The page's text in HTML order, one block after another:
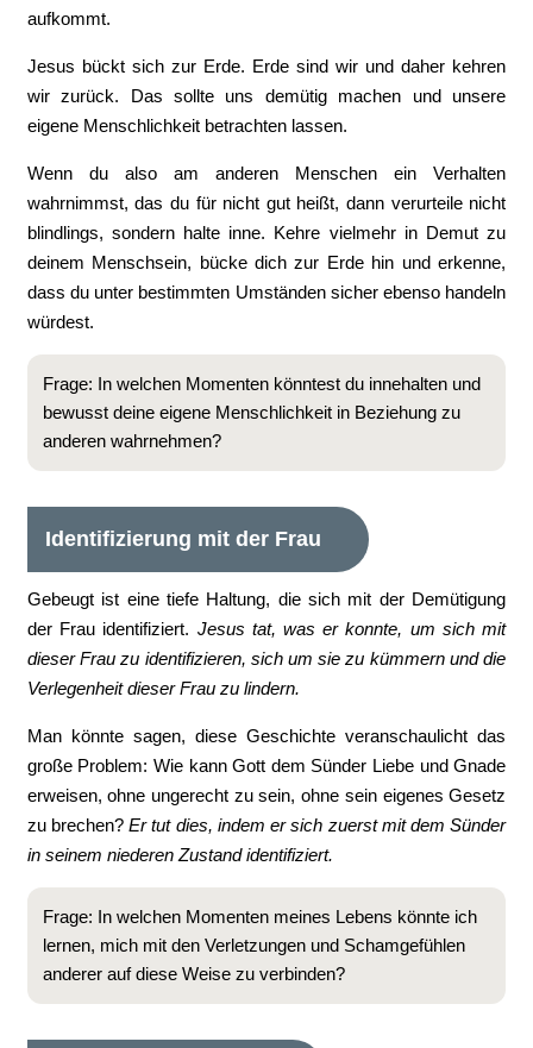
aufkommt.
Jesus bückt sich zur Erde. Erde sind wir und daher kehren
wir zurück. Das sollte uns demütig machen und unsere
eigene Menschlichkeit betrachten lassen.
Wenn du also am anderen Menschen ein Verhalten
wahrnimmst, das du für nicht gut heißt, dann verurteile nicht
blindlings, sondern halte inne. Kehre vielmehr in Demut zu
deinem Menschsein, bücke dich zur Erde hin und erkenne,
dass du unter bestimmten Umständen sicher ebenso handeln
würdest.
Frage: In welchen Momenten könntest du innehalten und
bewusst deine eigene Menschlichkeit in Beziehung zu
anderen wahrnehmen?
Identifizierung mit der Frau
Gebeugt ist eine tiefe Haltung, die sich mit der Demütigung
der Frau identifiziert. Jesus tat, was er konnte, um sich mit
dieser Frau zu identifizieren, sich um sie zu kümmern und die
Verlegenheit dieser Frau zu lindern.
Man könnte sagen, diese Geschichte veranschaulicht das
große Problem: Wie kann Gott dem Sünder Liebe und Gnade
erweisen, ohne ungerecht zu sein, ohne sein eigenes Gesetz
zu brechen?Er tut dies, indem er sich zuerst mit dem Sünder
in seinem niederen Zustand identifiziert.
Frage: In welchen Momenten meines Lebens könnte ich
lernen, mich mit den Verletzungen und Schamgefühlen
anderer auf diese Weise zu verbinden?